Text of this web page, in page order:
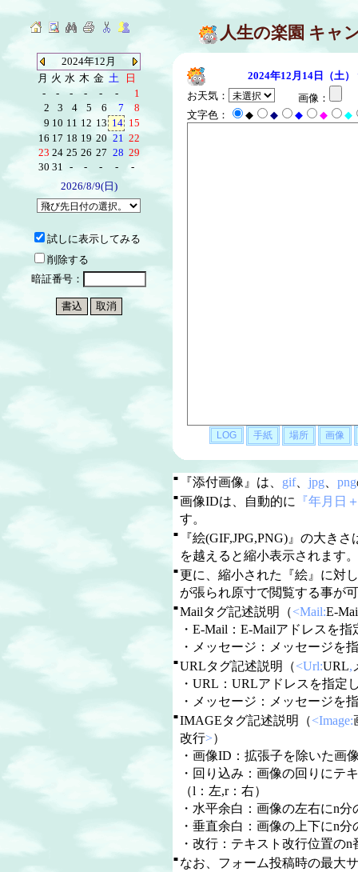
人生の楽園 キャ
2024年12月
月 火 水 木 金 土
日
-
- - - - -
1
2
3 4 5 6 7
8
9 10 11 12 13 14 15
16 17 18 19 20 21 22
23 24 25 26 27 28 29
30 31 - - - -
-
2026/8/9(日)
試しに表示してみる
削除する
暗証番号：
2024年12月14日（土）
お天気：
画像：
文字色：
◆ ◆ ◆ ◆ ◆
■ 『添付画像』は、 gif、 jpg、 png
■画像IDは、自動的に 『年月日
す。
■
『絵(GIF,JPG,PNG)』の大きさ
を越えると縮小表示されます。
■更に、縮小された『絵』に対
が張られ原寸で閲覧する事が
■Mailタグ記述説明（<Mail:E-
・E-Mail：E-Mailアドレスを
・メッセージ：メッセージを
■URLタグ記述説明（<Url:URL,
・URL：URLアドレスを指定
・メッセージ：メッセージを
■IMAGEタグ記述説明（<Image:
改行>）
・画像ID：拡張子を除いた画
・回り込み：画像の回りにテ
（l：左,r：右）
・水平余白：画像の左右にn
・垂直余白：画像の上下にn
・改行：テキスト改行位置の
■ なお、フォーム投稿時の最大